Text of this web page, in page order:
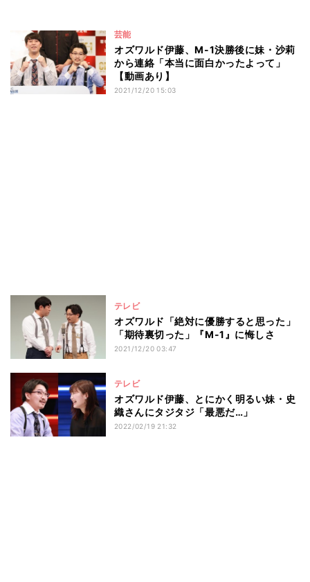
芸能
オズワルド伊藤、M-1決勝後に妹・沙莉
から連絡「本当に面白かったよって」
【動画あり】
2021/12/20 15:03
テレビ
オズワルド「絶対に優勝すると思った」
「期待裏切った」『M-1』に悔しさ
2021/12/20 03:47
テレビ
オズワルド伊藤、とにかく明るい妹・史
織さんにタジタジ「最悪だ…」
2022/02/19 21:32